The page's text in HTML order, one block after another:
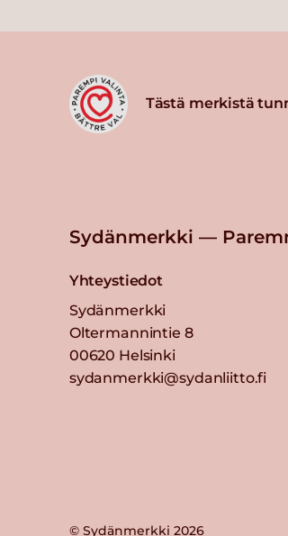
Tästä merkistä
Sydänmerkki —
Yhteystiedot
Sydänmerkki
Oltermannintie 8
00620 Helsinki
sydanmerkki@sydanliitto.fi
© Sydänmerkki 2026